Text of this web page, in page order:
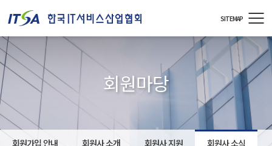
SITEMAP
회원마당
회원가입 안내 회원사 소개 회원사 지원 회원사 소식